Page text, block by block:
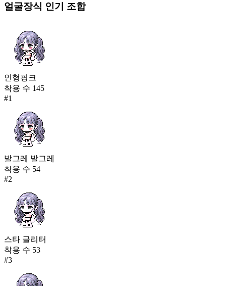
얼굴장식 인기 조합
인형핑크
착용 수 145
#1
발그레 발그레
착용 수 54
#2
스타 글리터
착용 수 53
#3